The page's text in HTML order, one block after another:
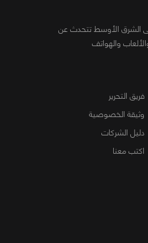
الشرق الأوسط تتحدث عن
والهواتف
فريق التحرير
وثيقة الخصوصية
دليل الشركات
اكتب معنا